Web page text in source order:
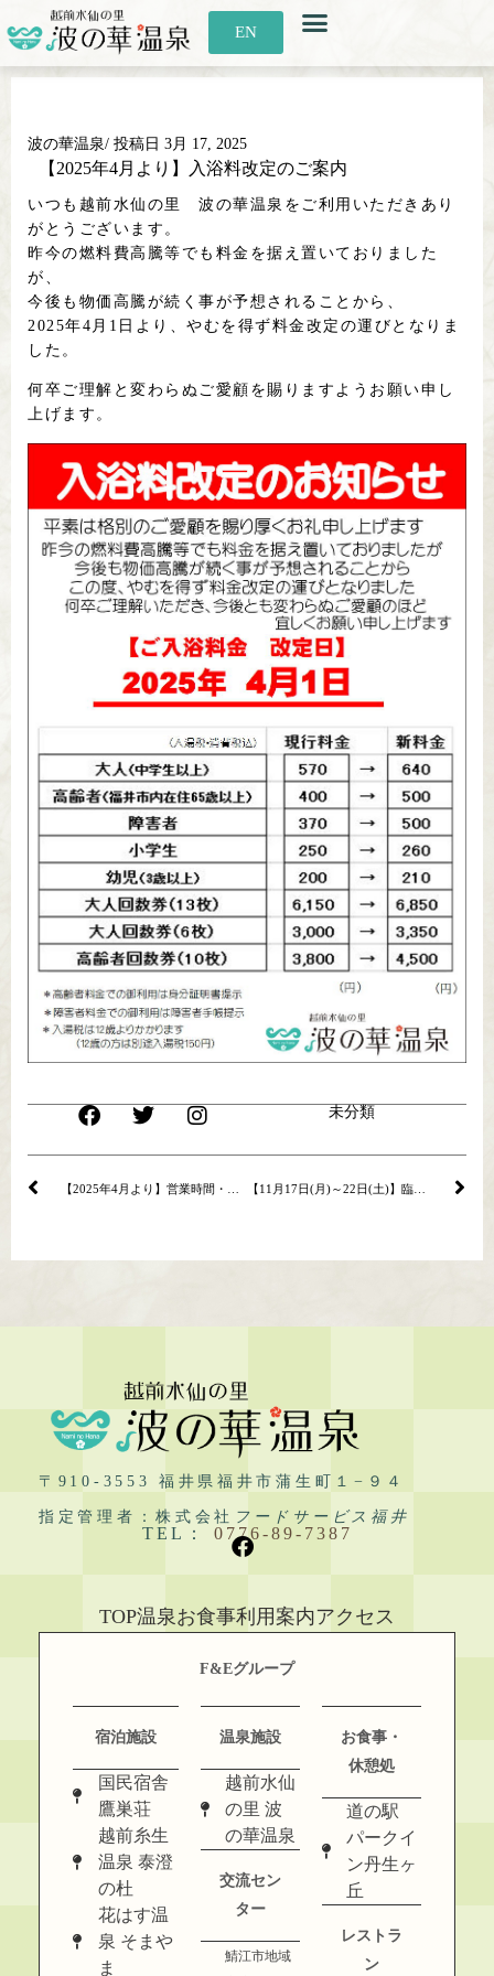
EN
波の華温泉/ 投稿日 3月 17, 2025
【2025年4月より】入浴料改定のご案内
いつも越前水仙の里 波の華温泉をご利用いただきあり
がとうございます。
昨今の燃料費高騰等でも料金を据え置いておりました
が、
今後も物価高騰が続く事が予想されることから、
2025年4月1日より、やむを得ず料金改定の運びとなりま
した。
何卒ご理解と変わらぬご愛顧を賜りますようお願い申し
上げます。
未分類
【11月17日(月)～22日(土)】臨時休館のお知らせ
〒910-3553 福井県福井市蒲生町１−９４
指定管理者：株式会社 フードサービス福井
TEL： 0776-89-7387
TOP温泉お食事利用案内アクセス
F&Eグループ
宿泊施設
国民宿舎
鷹巣荘
越前糸生
温泉 泰澄
の杜
花はす温
泉 そまや
ま
温泉施設
越前水仙
の里 波
の華温泉
交流セン
ター
鯖江市地域
お食事・
休憩処
道の駅
パークイ
ン丹生ヶ
丘
レストラ
ン